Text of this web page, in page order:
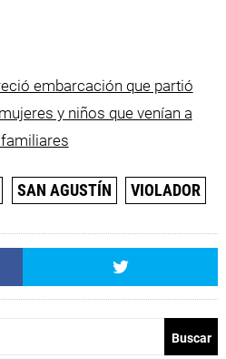
embarcación que partió
y niños que venían a
SAN AGUSTÍN VIOLADOR